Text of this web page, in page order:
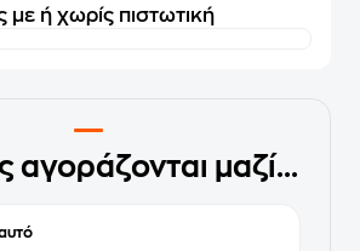
με ή χωρίς πιστωτική
μαζί...